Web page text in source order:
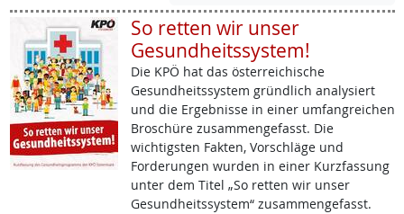
So retten wir unser
Gesundheitssystem!
Die KPÖ hat das österreichische
Gesundheitssystem gründlich analysiert
und die Ergebnisse in einer umfangreichen
Broschüre zusammengefasst. Die
wichtigsten Fakten, Vorschläge und
Forderungen wurden in einer Kurzfassung
unter dem Titel „So retten wir unser
Gesundheitssystem“ zusammengefasst.